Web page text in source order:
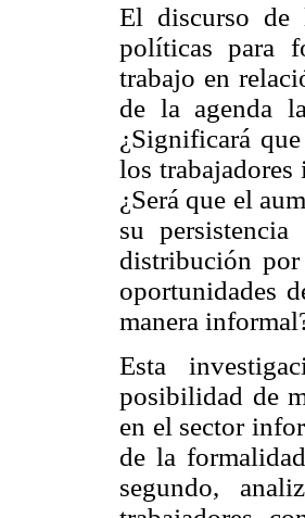
El discurso de
políticas para
trabajo en
de la agenda
¿Significará
los trabajadores
¿Será que el
su
distribución por
oportunidades
manera
Esta
posibilidad de
en el sector
de la
segundo,